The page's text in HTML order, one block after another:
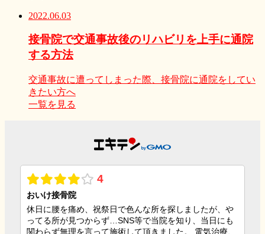
2022.06.03
接骨院で交通事故後のリハビリを上手に通院
する方法
交通事故に遭ってしまった際、接骨院に通院をしてい
きたい方へ
一覧を見る